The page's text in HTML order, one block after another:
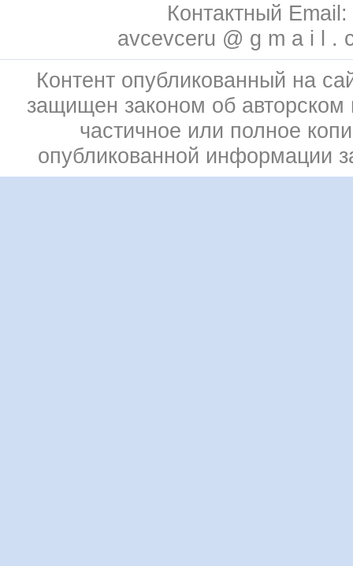
Контактный Email:
avcevceru @ g m a i l .
Контент опубликованный на
защищен законом об
частичное или полное
опубликованной информации